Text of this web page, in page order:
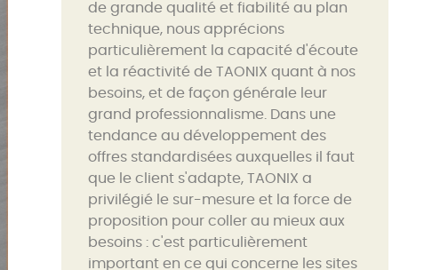
de grande qualité et fiabilité au plan
technique, nous apprécions
particulièrement la capacité d'écoute
et la réactivité de TAONIX quant à nos
besoins, et de façon générale leur
grand professionnalisme. Dans une
tendance au développement des
offres standardisées auxquelles il faut
que le client s'adapte, TAONIX a
privilégié le sur-mesure et la force de
proposition pour coller au mieux aux
besoins : c'est particulièrement
important en ce qui concerne les sites